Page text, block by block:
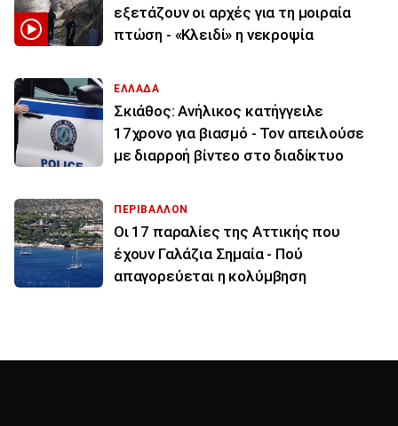
εξετάζουν οι αρχές για τη μοιραία
πτώση - «Κλειδί» η νεκροψία
ΕΛΛΑΔΑ
Σκιάθος: Ανήλικος κατήγγειλε
17χρονο για βιασμό - Τον απειλούσε
με διαρροή βίντεο στο διαδίκτυο
ΠΕΡΙΒΑΛΛΟΝ
Οι 17 παραλίες της Αττικής που
έχουν Γαλάζια Σημαία - Πού
απαγορεύεται η κολύμβηση